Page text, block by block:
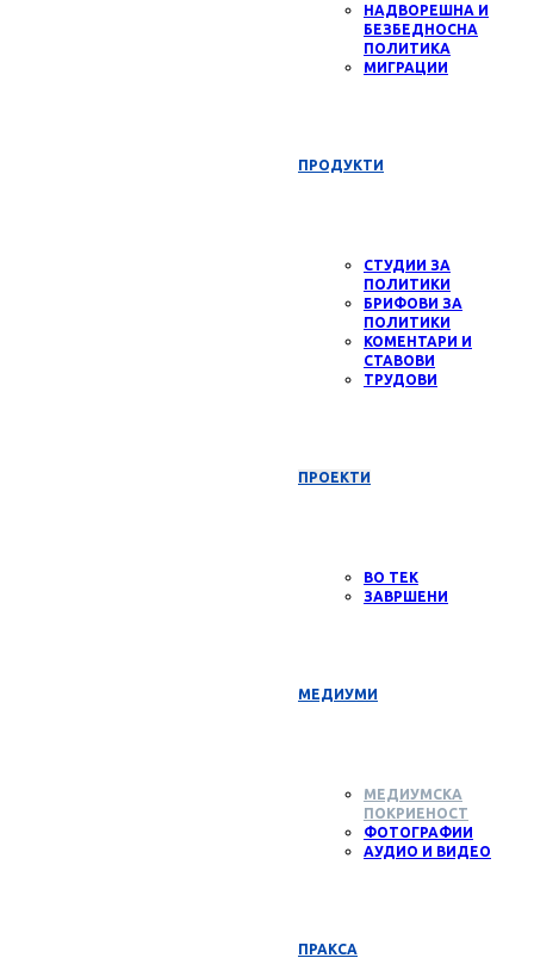
НАДВОРЕШНА И
БЕЗБЕДНОСНА
ПОЛИТИКА
МИГРАЦИИ
ПРОДУКТИ
СТУДИИ ЗА
ПОЛИТИКИ
БРИФОВИ ЗА
ПОЛИТИКИ
КОМЕНТАРИ И
СТАВОВИ
ТРУДОВИ
ПРОЕКТИ
ВО ТЕК
ЗАВРШЕНИ
МЕДИУМИ
МЕДИУМСКА
ПОКРИЕНОСТ
ФОТОГРАФИИ
АУДИО И ВИДЕО
ПРАКСА